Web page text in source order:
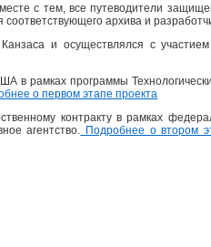
с тем, все путеводители
архива и
и осуществлялся с
в рамках программы
о первом этапе проекта
контракту в рамках
агентство. Подробнее о втором